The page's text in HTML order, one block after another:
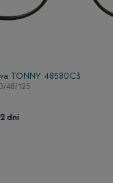
TONNY 48580C3
48/125
dni